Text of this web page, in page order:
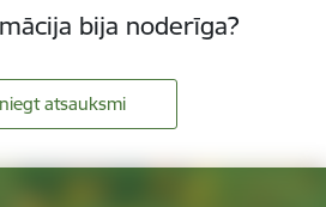
bija noderīga?
atsauksmi